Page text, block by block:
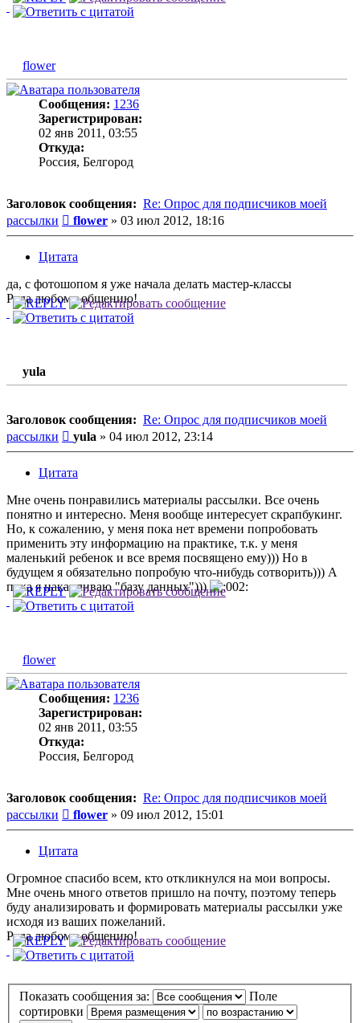
flower
Сообщения: 1236
Зарегистрирован:
02 янв 2011, 03:55
Откуда:
Россия, Белгород
Заголовок сообщения: Re: Опрос для подписчиков моей
рассылки
Сообщение
flower » 03 июл 2012, 18:16
Цитата
да, с фотошопом я уже начала делать мастер-классы
Рада любому общению!
yula
Заголовок сообщения: Re: Опрос для подписчиков моей
рассылки
Сообщение
yula » 04 июл 2012, 23:14
Цитата
Мне очень понравились материалы рассылки. Все очень
понятно и интересно. Меня вообще интересует скрапбукинг.
Но, к сожалению, у меня пока нет времени попробовать
применить эту информацию на практике, т.к. у меня
маленький ребенок и все время посвящено ему))) Но в
будущем я обязательно попробую что-нибудь сотворить))) А
пока я накапливаю "базу данных")))
flower
Сообщения: 1236
Зарегистрирован:
02 янв 2011, 03:55
Откуда:
Россия, Белгород
Заголовок сообщения: Re: Опрос для подписчиков моей
рассылки
Сообщение
flower » 09 июл 2012, 15:01
Цитата
Огромное спасибо всем, кто откликнулся на мои вопросы.
Мне очень много ответов пришло на почту, поэтому теперь
буду анализировать и формировать материалы рассылки уже
исходя из ваших пожеланий.
Рада любому общению!
Показать сообщения за:
Поле
сортировки